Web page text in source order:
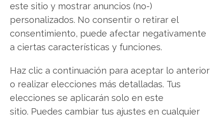
este sitio y mostrar anuncios (no-)
personalizados. No consentir o retirar el
consentimiento, puede afectar negativamente
a ciertas características y funciones.
Haz clic a continuación para aceptar lo anterior
o realizar elecciones más detalladas. Tus
elecciones se aplicarán solo en este
sitio. Puedes cambiar tus ajustes en cualquier
Facebook
LinkedIn